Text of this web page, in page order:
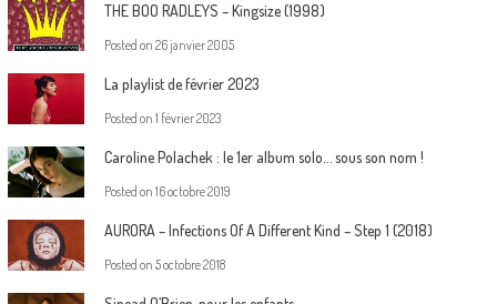
THE BOO RADLEYS – Kingsize (1998)
Posted on 26 janvier 2005
La playlist de février 2023
Posted on 1 février 2023
Caroline Polachek : le 1er album solo… sous son nom !
Posted on 16 octobre 2019
AURORA – Infections Of A Different Kind – Step 1 (2018)
Posted on 5 octobre 2018